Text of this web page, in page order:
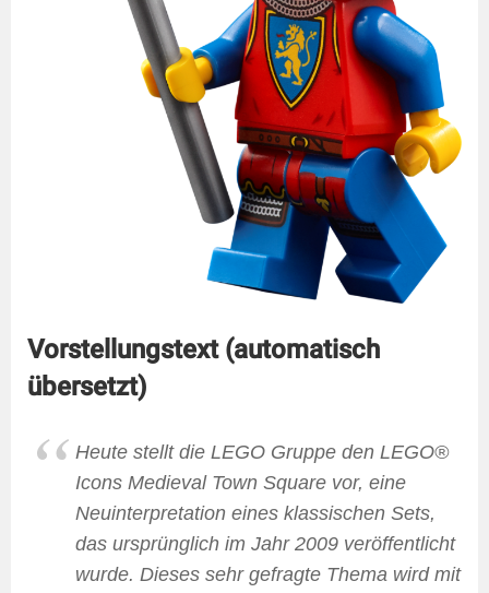
Vorstellungstext (automatisch
übersetzt)
Heute stellt die LEGO Gruppe den LEGO®
Icons Medieval Town Square vor, eine
Neuinterpretation eines klassischen Sets,
das ursprünglich im Jahr 2009 veröffentlicht
wurde. Dieses sehr gefragte Thema wird mit